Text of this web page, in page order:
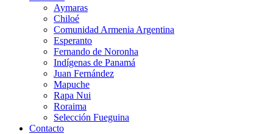
Aymaras
Chiloé
Comunidad Armenia Argentina
Esperanto
Fernando de Noronha
Indígenas de Panamá
Juan Fernández
Mapuche
Rapa Nui
Roraima
Selección Fueguina
Contacto